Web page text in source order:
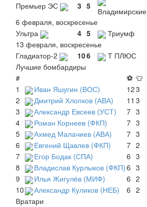
Премьер ЭС
3 5
Владимирские
6 февраля, воскресенье
Ультра
4 5 Триумф
13 февраля, воскресенье
Гладиатор-2
106 Т ПЛЮС
Лучшие бомбардиры
#
⚽ 👕
1
Иван Яшугин (ВОС) 123
2
Дмитрий Хлопков (АВА) 11 3
3
Александр Евсеев (УСТ) 7 3
4
Роман Корнеев (ФКП) 7 3
5
Ахмед Малачиев (АВА) 7 3
6
Евгений Щавлев (ФКП) 7 2
7
Егор Бодак (СПА) 6 3
8
Владислав Курлыков (ФКП)6 3
9
Илья Жигулёв (МИФ) 6 2
10
Александр Куликов (НЕБ) 6 2
Вратари